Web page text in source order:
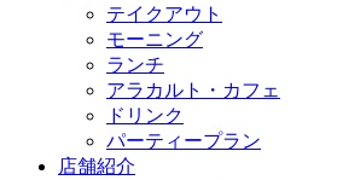
テイクアウト
モーニング
ランチ
アラカルト・カフェ
ドリンク
パーティープラン
店舗紹介